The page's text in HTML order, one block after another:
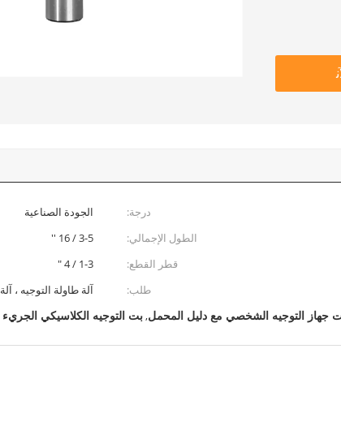
درجة:
الجودة الصناعية
الطول الإجمالي:
3-5 / 16 ''
قطر القطع:
1-3 / 4 "
طلب:
آلة طاولة التوجيه ، آلة CNC
جهاز التوجيه الشخصي مع دليل المحمل,بت التوجيه الكلاسيكي الجريء